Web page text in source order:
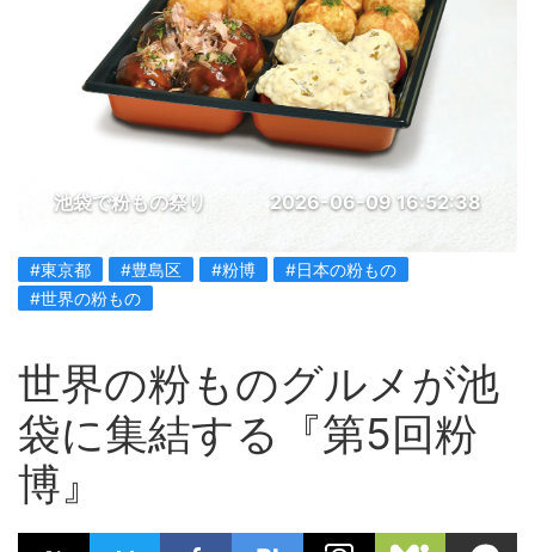
池袋で粉もの祭り 2026-06-09 16:52:38
#東京都 #豊島区 #粉博
#日本の粉もの
#世界の粉もの
世界の粉ものグルメが池
袋に集結する『第5回粉
博』